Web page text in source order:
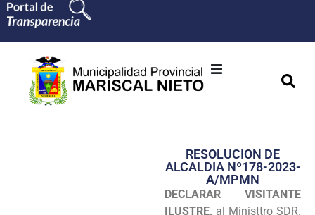
Transparencia
Seguridad
RESOLUCION DE
ALCALDIA Nº178-2023-
A/MPMN
DECLARAR VISITANTE
ILUSTRE, al Ministtro SDR.